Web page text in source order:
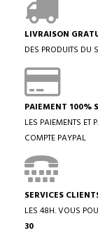
LIVRAISON
DES PRODUITS DU
PAIEMENT 100%
LES PAIEMENTS ET
COMPTE PAYPAL
SERVICES
LES 48H. VOUS
30